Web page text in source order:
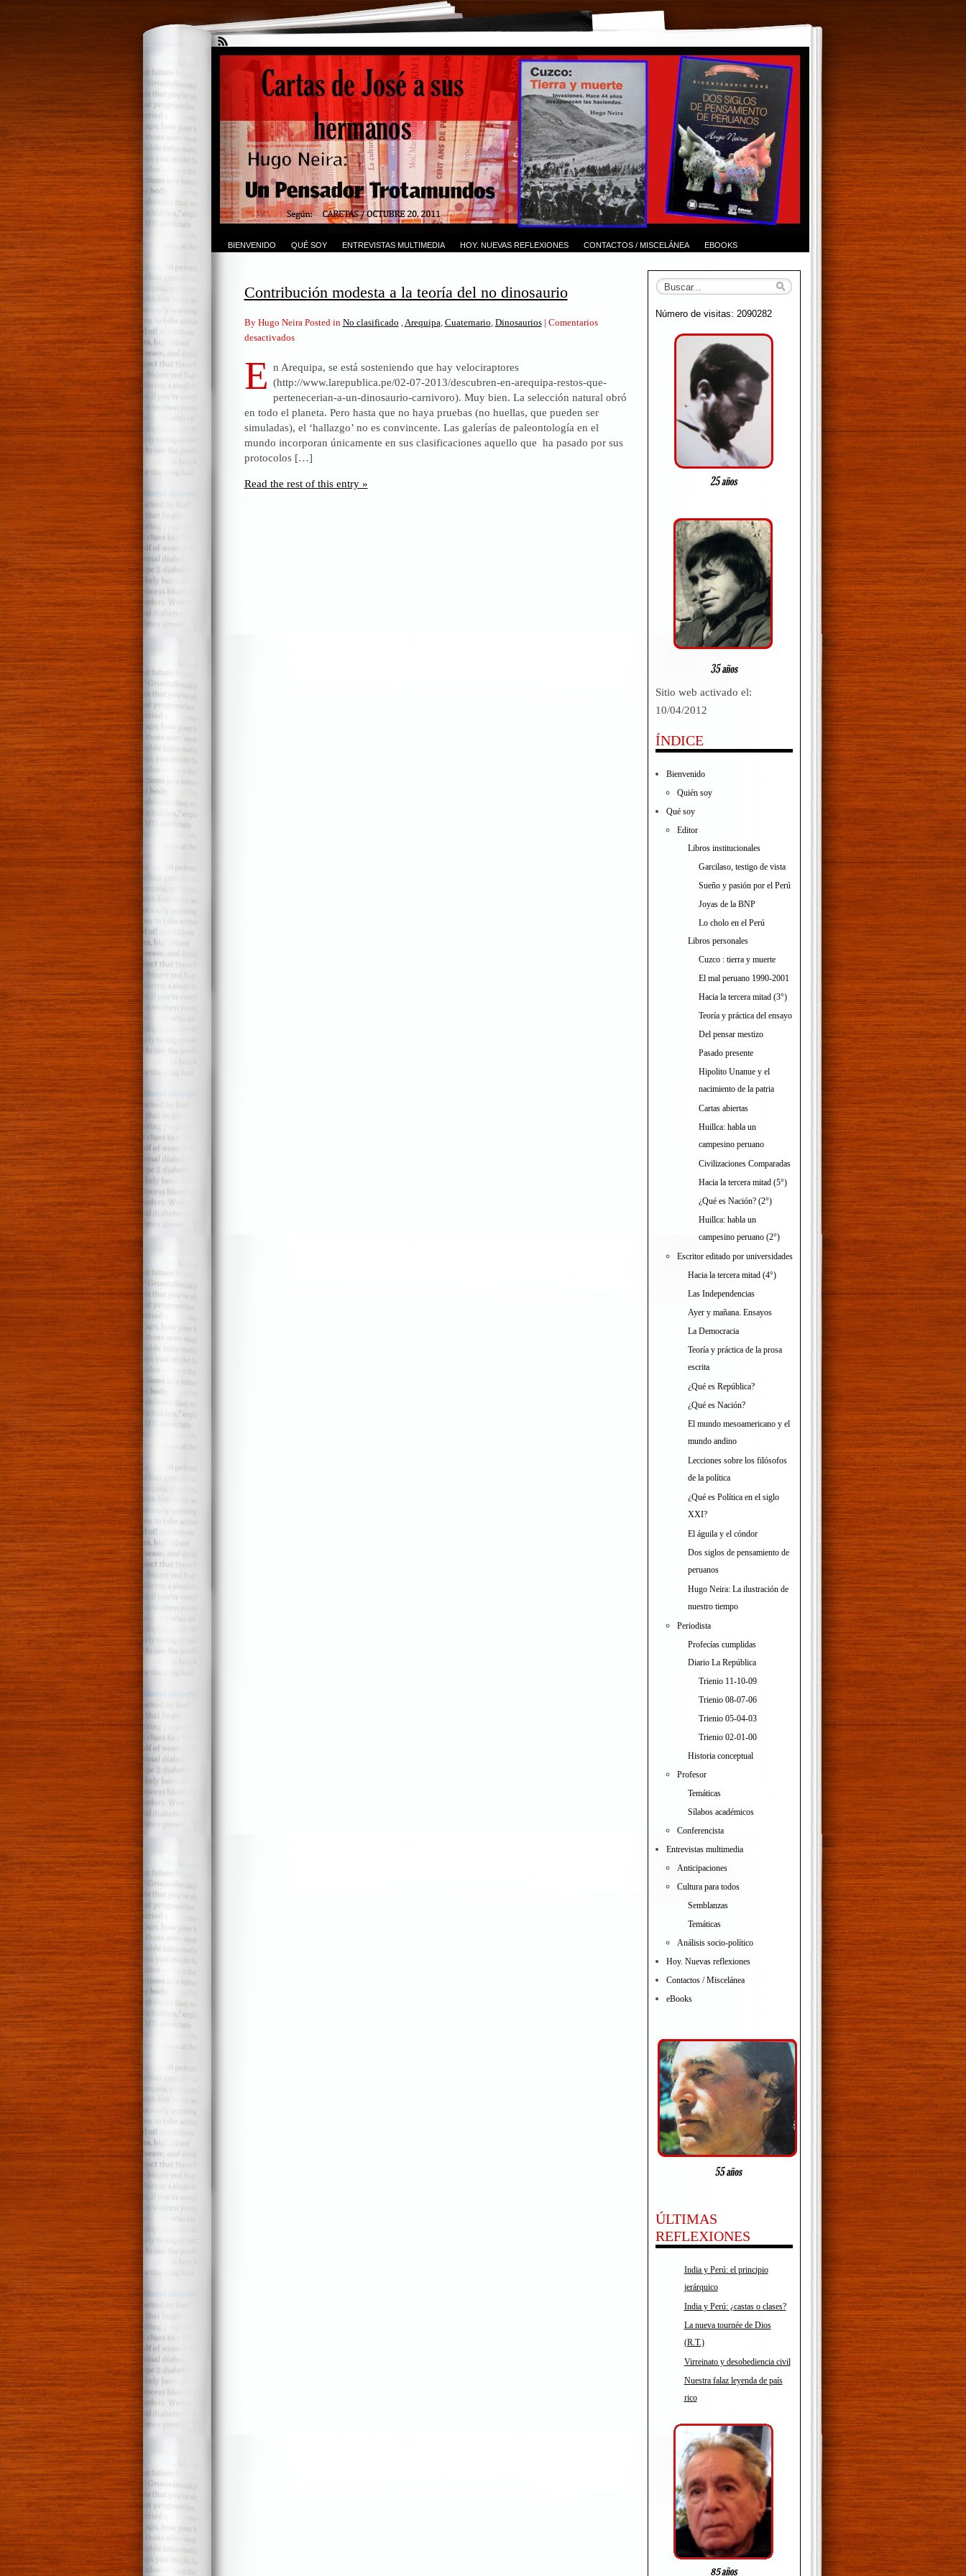
BIENVENIDO QUÉ SOY ENTREVISTAS MULTIMEDIA HOY. NUEVAS REFLEXIONES CONTACTOS / MISCELÁNEA EBOOKS
Contribución modesta a la teoría del no dinosaurio
By Hugo Neira Posted in No clasificado ,Arequipa, Cuaternario, Dinosaurios | Comentarios
desactivadosen
modesta
a
la
teoría
del
no
dinosaurio
E n Arequipa, se está sosteniendo que hay velociraptores
(http://www.larepublica.pe/02-07-2013/descubren-en-arequipa-restos-que-
pertenecerian-a-un-dinosaurio-carnivoro). Muy bien. La selección natural obró
en todo el planeta. Pero hasta que no haya pruebas (no huellas, que pueden ser
simuladas), el ‘hallazgo’ no es convincente. Las galerías de paleontología en el
mundo incorporan únicamente en sus clasificaciones aquello que ha pasado por sus
protocolos […]
Read the rest of this entry »
Número de visitas: 2090282
Sitio web activado el:
10/04/2012
ÍNDICE
Bienvenido
Quién soy
Qué soy
Editor
Libros institucionales
Garcilaso, testigo de vista
Sueño y pasión por el Perú
Joyas de la BNP
Lo cholo en el Perú
Libros personales
Cuzco : tierra y muerte
El mal peruano 1990-2001
Hacia la tercera mitad (3°)
Teoría y práctica del ensayo
Del pensar mestizo
Pasado presente
Hipolito Unanue y el
nacimiento de la patria
Cartas abiertas
Huillca: habla un
campesino peruano
Civilizaciones Comparadas
Hacia la tercera mitad (5°)
¿Qué es Nación? (2°)
Huillca: habla un
campesino peruano (2°)
Escritor editado por universidades
Hacia la tercera mitad (4°)
Las Independencias
Ayer y mañana. Ensayos
La Democracia
Teoría y práctica de la prosa
escrita
¿Qué es República?
¿Qué es Nación?
El mundo mesoamericano y el
mundo andino
Lecciones sobre los filósofos
de la política
¿Qué es Política en el siglo
XXI?
El águila y el cóndor
Dos siglos de pensamiento de
peruanos
Hugo Neira: La ilustración de
nuestro tiempo
Periodista
Profecías cumplidas
Diario La República
Trienio 11-10-09
Trienio 08-07-06
Trienio 05-04-03
Trienio 02-01-00
Historia conceptual
Profesor
Temáticas
Sílabos académicos
Conferencista
Entrevistas multimedia
Anticipaciones
Cultura para todos
Semblanzas
Temáticas
Análisis socio-político
Hoy. Nuevas reflexiones
Contactos / Miscelánea
eBooks
ÚLTIMAS
REFLEXIONES
India y Perú: el principio
jerárquico
India y Perú: ¿castas o clases?
La nueva tournée de Dios
(R.T.)
Virreinato y desobediencia civil
Nuestra falaz leyenda de país
rico